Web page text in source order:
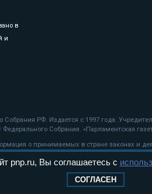
в
и
РФ. Издается с 1997 года.
Собрания. «Парламентская
о принимаемых в стране законах и
pnp.ru, Вы соглашаетесь с
СОГЛАСЕН